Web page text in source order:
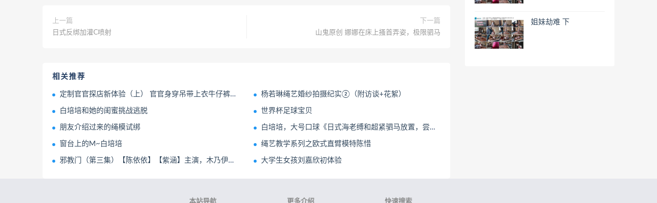
上一篇
日式反绑加灌C喷射
下一篇
山鬼原创 娜娜在床上搔首弄姿，极限驷马
相关推荐
定制官官探店新体验（上） 官官身穿吊带上衣牛仔裤体验坐绳吊缚、开腿器等项目 逐帧展示绝美面庞与妖娆身... 杨若琳绳艺婚纱拍摄纪实②（附访谈+花絮）
白培培和她的闺蜜挑战逃脱 世界杯足球宝贝
朋友介绍过来的绳模试绑 白培培，大号口球《日式海老缚和超紧驷马放置，尝试逃脱及访谈》小女孩两款5CM和5.5CM口球拉到最紧，口水止不住流，绑上超紧的驷马放置尝试自己解开
窗台上的M~白培培 绳艺教学系列之欧式直臂模特陈惜
邪教门（第三集）【陈依依】【紫涵】主演，木乃伊、全包、严厉拘束、抚摸玩弄、放置GC 大学生女孩刘嘉欣初体验
姐妹劫难 下